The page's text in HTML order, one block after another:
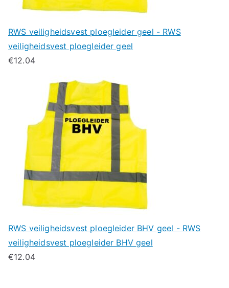
RWS veiligheidsvest ploegleider geel - RWS
veiligheidsvest ploegleider geel
€12.04
RWS veiligheidsvest ploegleider BHV geel - RWS
veiligheidsvest ploegleider BHV geel
€12.04